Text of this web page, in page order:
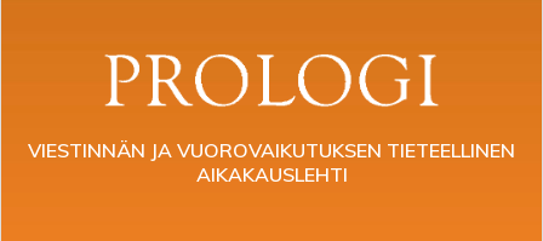
VIESTINNÄN JA VUOROVAIKUTUKSEN TIETEELLINEN
AIKAKAUSLEHTI